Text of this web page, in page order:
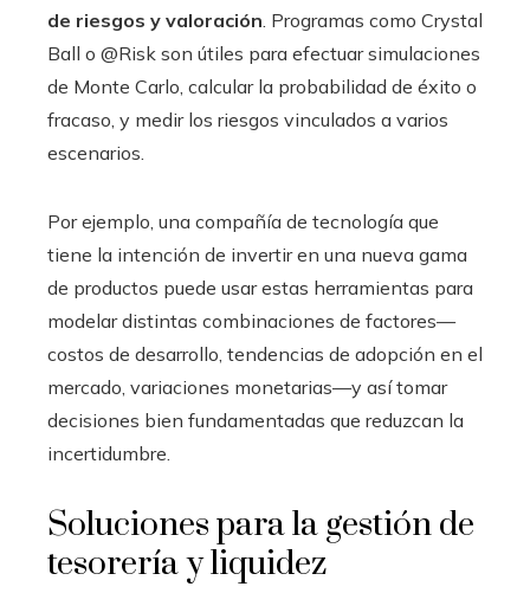
de riesgos y valoración . Programas como Crystal
Ball o @Risk son útiles para efectuar simulaciones
de Monte Carlo, calcular la probabilidad de éxito o
fracaso, y medir los riesgos vinculados a varios
escenarios.
Por ejemplo, una compañía de tecnología que
tiene la intención de invertir en una nueva gama
de productos puede usar estas herramientas para
modelar distintas combinaciones de factores—
costos de desarrollo, tendencias de adopción en el
mercado, variaciones monetarias—y así tomar
decisiones bien fundamentadas que reduzcan la
incertidumbre.
Soluciones para la gestión de
tesorería y liquidez